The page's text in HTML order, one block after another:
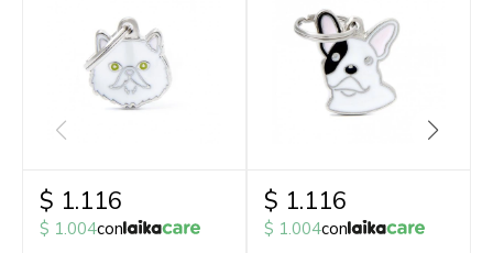
$ 1.116
$ 1.004con
$ 1.116
$ 1.004con